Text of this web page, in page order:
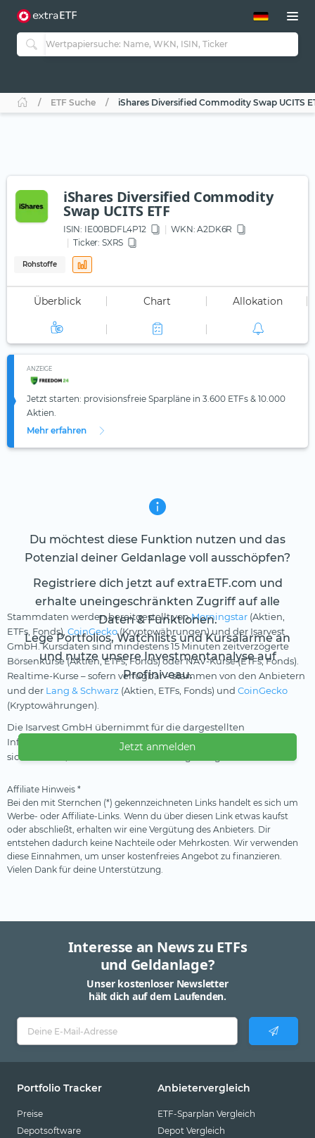
ETF-Guide 2.0
Guide Aktive ETFs
ETF-Sparpläne
ETF Suche iShares Diversified Commodity Swap UCITS
iShares Diversified Commodity
Swap UCITS ETF
ISIN: IE00BDFL4P12 WKN: A2DK6R
Ticker: SXRS
Rohstoffe
Überblick Chart Allokation
ANZEIGE
Jetzt starten: provisionsfreie Sparpläne in 3.600 ETFs & 10.000
Aktien.
Mehr erfahren
Du möchtest diese Funktion nutzen und das
Potenzial deiner Geldanlage voll ausschöpfen?
Registriere dich jetzt auf extraETF.com und
erhalte uneingeschränkten Zugriff auf alle
Daten & Funktionen.
Lege Portfolios, Watchlists und Kursalarme an
und nutze unsere Investmentanalyse auf
Profiniveau.
Jetzt anmelden
Stammdaten werden bereitgestellt vonMorningstar (Aktien,
ETFs, Fonds), CoinGecko(Kryptowährungen) und der Isarvest
GmbH. Kursdaten sind mindestens 15 Minuten zeitverzögerte
Börsenkurse (Aktien, ETFs, Fonds) oder NAV-Kurse (ETFs, Fonds).
Realtime-Kurse – sofern verfügbar – stammen von den Anbietern
und der Lang & Schwarz (Aktien, ETFs, Fonds) und CoinGecko
(Kryptowährungen).
Die Isarvest GmbH übernimmt für die dargestellten
Informationen keine Gewährleistung und kann nicht
sicherstellen, dass die Daten vollständig und genau sind.
Affiliate Hinweis *
Bei den mit Sternchen (*) gekennzeichneten Links handelt es sich um
Werbe- oder Affiliate-Links. Wenn du über diesen Link etwas kaufst
oder abschließt, erhalten wir eine Vergütung des Anbieters. Dir
entstehen dadurch keine Nachteile oder Mehrkosten. Wir verwenden
diese Einnahmen, um unser kostenfreies Angebot zu finanzieren.
Vielen Dank für deine Unterstützung.
Interesse an News zu ETFs
und Geldanlage?
Unser kostenloser Newsletter
hält dich auf dem Laufenden.
Portfolio Tracker
Preise
Depotsoftware
Anbietervergleich
ETF-Sparplan Vergleich
Depot Vergleich